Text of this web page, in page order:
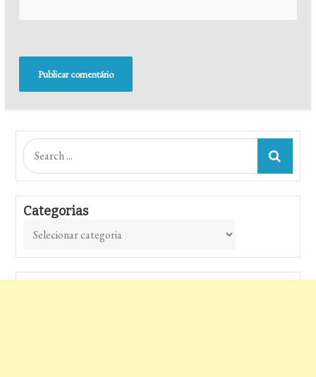
Search
for:
Categorias
Categorias